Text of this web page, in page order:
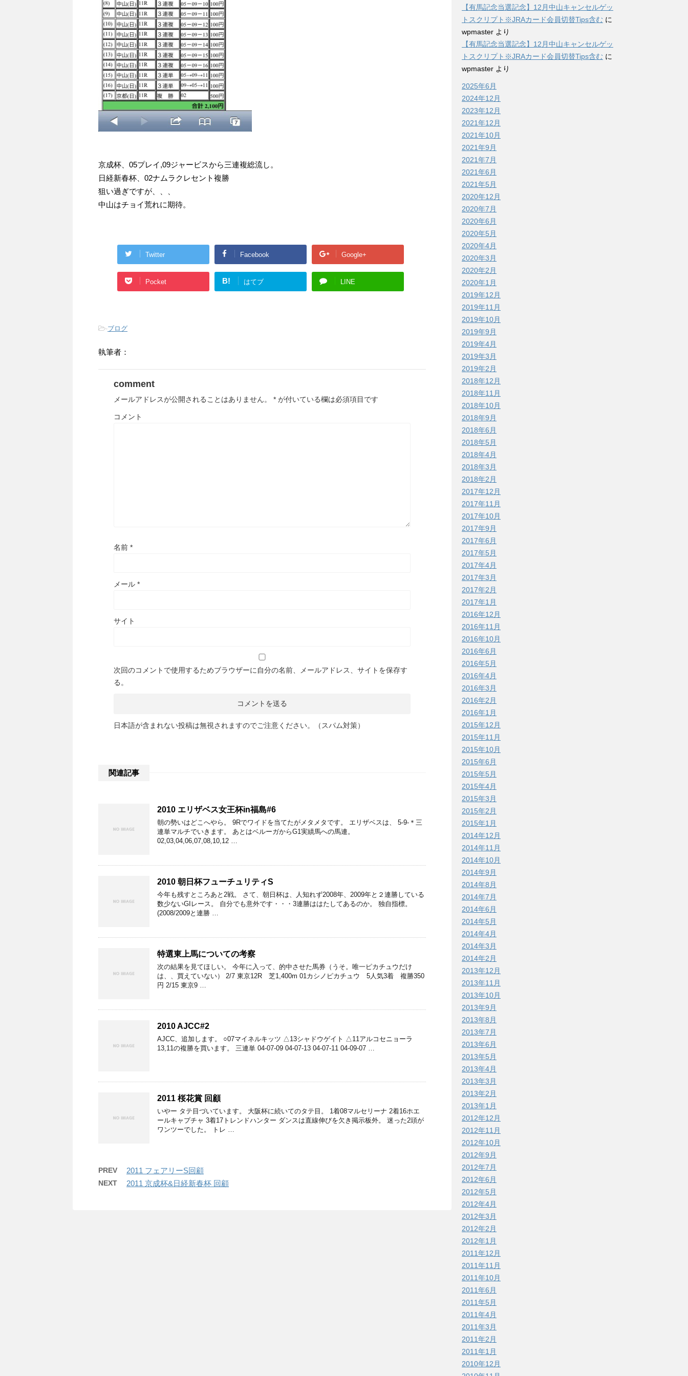
京成杯、05プレイ,09ジャービスから三連複総流し。
日経新春杯、02ナムラクレセント複勝
狙い過ぎですが、、、
中山はチョイ荒れに期待。
Twitter Facebook Google+
Pocket B! はてブ LINE
-ブログ
執筆者：
comment
メールアドレスが公開されることはありません。 * が付いている欄は必須項目です
コメント
名前 *
メール *
サイト
次回のコメントで使用するためブラウザーに自分の名前、メールアドレス、サイトを保存す
る。
日本語が含まれない投稿は無視されますのでご注意ください。（スパム対策）
関連記事
2010 エリザベス女王杯in福島#6
朝の勢いはどこへやら。 9Rでワイドを当てたがメタメタです。 エリザベスは、 5-9-＊三
連単マルチでいきます。 あとはベルーガからG1実績馬への馬連。
02,03,04,06,07,08,10,12 …
2010 朝日杯フューチュリティS
今年も残すところあと2戦。 さて、朝日杯は、人知れず2008年、2009年と２連勝している
数少ないGIレース。 自分でも意外です・・・3連勝ははたしてあるのか。 独自指標。
(2008/2009と連勝 …
特選東上馬についての考察
次の結果を見てほしい。 今年に入って、的中させた馬券（うそ。唯一ピカチュウだけ
は、、買えていない） 2/7 東京12R 芝1,400m 01カシノピカチュウ 5人気3着 複勝350
円 2/15 東京9 …
2010 AJCC#2
AJCC、追加します。 ○07マイネルキッツ △13シャドウゲイト △11アルコセニョーラ
13,11の複勝を買います。 三連単 04-07-09 04-07-13 04-07-11 04-09-07 …
2011 桜花賞 回顧
いやー タテ目づいています。 大阪杯に続いてのタテ目。 1着08マルセリーナ 2着16ホエ
ールキャプチャ 3着17トレンドハンター ダンスは直線伸びを欠き掲示板外。 迷った2頭が
ワンツーでした。 トレ …
PREV 2011 フェアリーS回顧
NEXT 2011 京成杯&日経新春杯 回顧
【有馬記念当選記念】12月中山キャンセルゲッ
トスクリプト※JRAカード会員切替Tips含む に
wpmaster より
【有馬記念当選記念】12月中山キャンセルゲッ
トスクリプト※JRAカード会員切替Tips含む に
wpmaster より
2025年6月
2024年12月
2023年12月
2021年12月
2021年10月
2021年9月
2021年7月
2021年6月
2021年5月
2020年12月
2020年7月
2020年6月
2020年5月
2020年4月
2020年3月
2020年2月
2020年1月
2019年12月
2019年11月
2019年10月
2019年9月
2019年4月
2019年3月
2019年2月
2018年12月
2018年11月
2018年10月
2018年9月
2018年6月
2018年5月
2018年4月
2018年3月
2018年2月
2017年12月
2017年11月
2017年10月
2017年9月
2017年6月
2017年5月
2017年4月
2017年3月
2017年2月
2017年1月
2016年12月
2016年11月
2016年10月
2016年6月
2016年5月
2016年4月
2016年3月
2016年2月
2016年1月
2015年12月
2015年11月
2015年10月
2015年6月
2015年5月
2015年4月
2015年3月
2015年2月
2015年1月
2014年12月
2014年11月
2014年10月
2014年9月
2014年8月
2014年7月
2014年6月
2014年5月
2014年4月
2014年3月
2014年2月
2013年12月
2013年11月
2013年10月
2013年9月
2013年8月
2013年7月
2013年6月
2013年5月
2013年4月
2013年3月
2013年2月
2013年1月
2012年12月
2012年11月
2012年10月
2012年9月
2012年7月
2012年6月
2012年5月
2012年4月
2012年3月
2012年2月
2012年1月
2011年12月
2011年11月
2011年10月
2011年6月
2011年5月
2011年4月
2011年3月
2011年2月
2011年1月
2010年12月